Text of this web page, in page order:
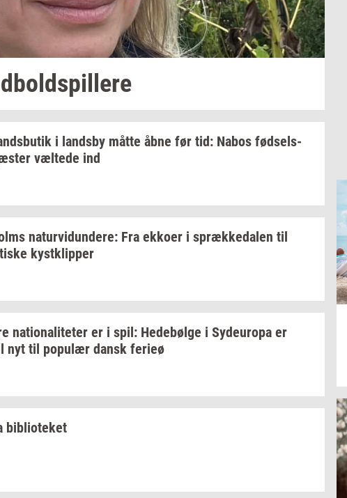
i lands­by måtte åbne før tid: Nabos fød­sels­
væl­te­de ind
na­tur­vi­dun­de­re: Fra ek­ko­er i spræk­ke­da­len til
kyst­klip­per
na­tio­na­li­te­ter er i spil: He­debøl­ge i Sy­d­eu­ro­pa er
nyt til po­pu­lær dansk fe­ri­eø
bi­bli­o­te­ket